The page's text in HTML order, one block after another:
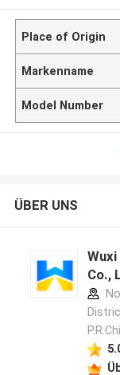
Place of Origin
Markenname
Model Number
ÜBER UNS
Co.,